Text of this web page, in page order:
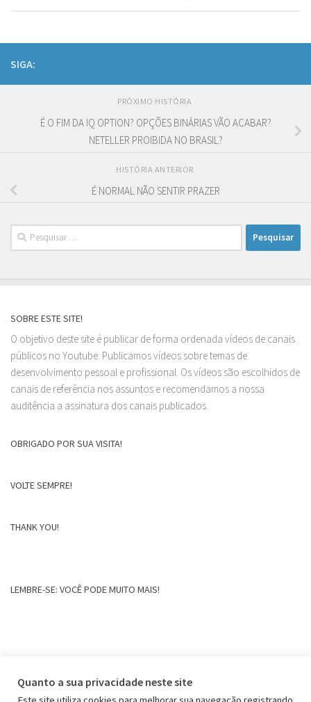
SIGA:
PRÓXIMO HISTÓRIA
É O FIM DA IQ OPTION? OPÇÕES BINÁRIAS VÃO ACABAR?
NETELLER PROIBIDA NO BRASIL?
HISTÓRIA ANTERIOR
É NORMAL NÃO SENTIR PRAZER
Pesquisar
por:
SOBRE ESTE SITE!
O objetivo deste site é publicar de forma ordenada vídeos de canais
públicos no Youtube. Publicamos vídeos sobre temas de
desenvolvimento pessoal e profissional. Os vídeos são escolhidos de
canais de referência nos assuntos e recomendamos a nossa
auditência a assinatura dos canais publicados.
OBRIGADO POR SUA VISITA!
VOLTE SEMPRE!
THANK YOU!
LEMBRE-SE: VOCÊ PODE MUITO MAIS!
Quanto a sua privacidade neste site